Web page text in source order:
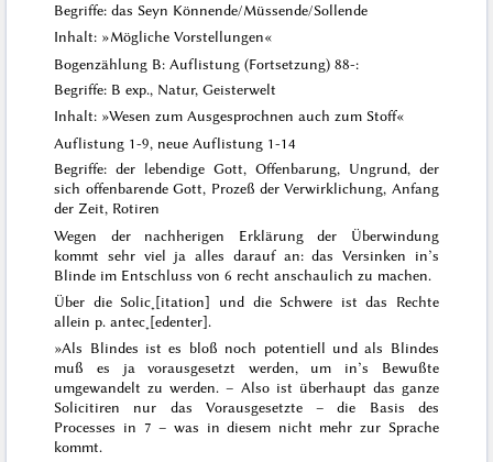
Begriffe: das Seyn Könnende/Müssende/Sollende
Inhalt: »Mögliche Vorstellungen«
Bogenzählung B: Auflistung (Fortsetzung) 88-:
Begriffe: B exp., Natur, Geisterwelt
Inhalt: »Wesen zum Ausgesprochnen auch zum Stoff«
Auflistung 1-9, neue Auflistung 1-14
Begriffe: der lebendige Gott, Offenbarung, Ungrund, der
sich offenbarende Gott, Prozeß der Verwirklichung, Anfang
der Zeit, Rotiren
Wegen der nachherigen Erklärung der Überwindung
kommt sehr viel ja alles darauf an:das Versinken in’s
Blinde im Entschluss von 6 recht anschaulich zu machen.
Über die Solic˖[itation] und die Schwere ist das Rechte
allein p. antec˖[edenter].
»Als Blindes ist es bloß noch potentiell und als Blindes
muß es javorausgesetzt werden, um in’s Bewußte
umgewandelt zu werden. – Also ist überhaupt das ganze
Solicitiren nur das Vorausgesetzte– die Basis des
Processes in 7 – was indiesem nicht mehr zur Sprache
kommt.